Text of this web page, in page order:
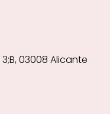
03008 Alicante